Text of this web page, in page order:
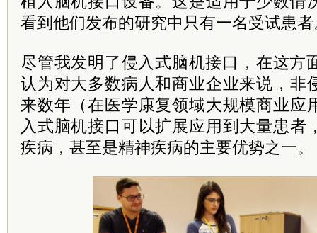
看到他们发布的研究中只有一名受试患者
尽管我发明了侵入式脑机接口，在这方
认为对大多数病人和商业企业来说，非
来数年（在医学康复领域大规模商业应
入式脑机接口可以扩展应用到大量患者
疾病，甚至是精神疾病的主要优势之一。